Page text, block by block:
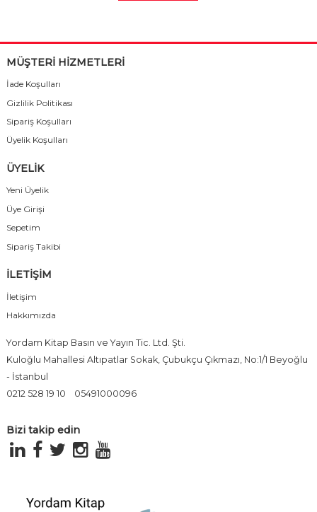
MÜŞTERİ HİZMETLERİ
İade Koşulları
Gizlilik Politikası
Sipariş Koşulları
Üyelik Koşulları
ÜYELİK
Yeni Üyelik
Üye Girişi
Sepetim
Sipariş Takibi
İLETİŞİM
İletişim
Hakkımızda
Yordam Kitap Basın ve Yayın Tic. Ltd. Şti.
Kuloğlu Mahallesi Altıpatlar Sokak, Çubukçu Çıkmazı, No:1/1 Beyoğlu
- İstanbul
0212 528 19 10
05491000096
Bizi takip edin